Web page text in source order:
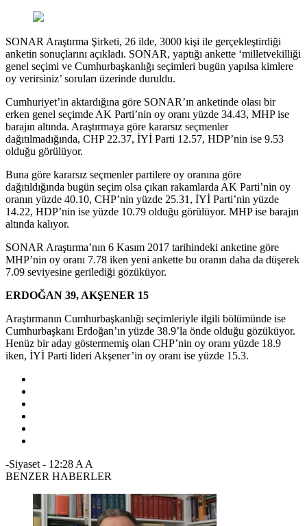
SONAR Araştırma Şirketi, 26 ilde, 3000 kişi ile gerçekleştirdiği
anketin sonuçlarını açıkladı. SONAR, yaptığı ankette ‘milletvekilliği
genel seçimi ve Cumhurbaşkanlığı seçimleri bugün yapılsa kimlere
oy verirsiniz’ soruları üzerinde duruldu.
Cumhuriyet’in aktardığına göre SONAR’ın anketinde olası bir
erken genel seçimde AK Parti’nin oy oranı yüzde 34.43, MHP ise
barajın altında. Araştırmaya göre kararsız seçmenler
dağıtılmadığında, CHP 22.37, İYİ Parti 12.57, HDP’nin ise 9.53
olduğu görülüyor.
Buna göre kararsız seçmenler partilere oy oranına göre
dağıtıldığında bugün seçim olsa çıkan rakamlarda AK Parti’nin oy
oranın yüzde 40.10, CHP’nin yüzde 25.31, İYİ Parti’nin yüzde
14.22, HDP’nin ise yüzde 10.79 olduğu görülüyor. MHP ise barajın
altında kalıyor.
SONAR Araştırma’nın 6 Kasım 2017 tarihindeki anketine göre
MHP’nin oy oranı 7.78 iken yeni ankette bu oranın daha da düşerek
7.09 seviyesine gerilediği gözüküyor.
ERDOĞAN 39, AKŞENER 15
Araştırmanın Cumhurbaşkanlığı seçimleriyle ilgili bölümünde ise
Cumhurbaşkanı Erdoğan’ın yüzde 38.9’la önde olduğu gözüküyor.
Henüz bir aday göstermemiş olan CHP’nin oy oranı yüzde 18.9
iken, İYİ Parti lideri Akşener’in oy oranı ise yüzde 15.3.
-Siyaset - 12:28 A A
BENZER HABERLER